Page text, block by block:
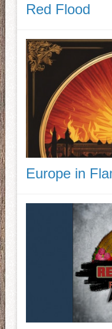
Red Flood
Europe in